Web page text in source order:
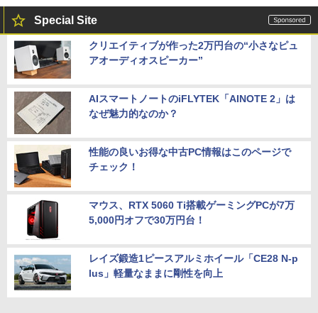
Special Site
クリエイティブが作った2万円台の“小さなピュ
アオーディオスピーカー”
AIスマートノートのiFLYTEK「AINOTE 2」は
なぜ魅力的なのか？
性能の良いお得な中古PC情報はこのページで
チェック！
マウス、RTX 5060 Ti搭載ゲーミングPCが7万
5,000円オフで30万円台！
レイズ鍛造1ピースアルミホイール「CE28 N-p
lus」軽量なままに剛性を向上